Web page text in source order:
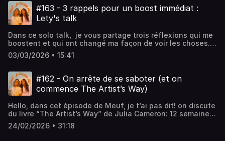
@meufjetaipasdit @letycja_k
@natalia.ptkhttps://www.instagram.com/
: @meufjetaipasdit @letycja_k
:
@NataliaOliviaPtkhttps://www.youtube.com/
#163 - 3 rappels pour un boost immédiat :
Lety's talk
Dans ce solo talk, je vous partage trois réflexions qui me
boostent et qui ont changé ma façon de voir les choses.
Des petites citations et idées qui m’inspirent au quotidien
et qui, je l’espère, pourront vous inspirer aussi !
@letycja_k
@natalia.ptkhttps://www.instagram.com/
: @meufjetaipasdit @letycja_k
:
@NataliaOliviaPtkhttps://www.youtube.com/
03/03/2026 • 15:41
#162 - On arrête de se saboter (et on
commence The Artist’s Way)
Hello, dans cet épisode de Meuf, je t’ai pas dit! on discute
du livre “The Artist’s Way” de Julia Cameron: 12 semaines
pour arrêter de nous auto-saboter, écrire tous les jours,
créer sans attendre l’inspiration… et devenir les femmes
24/02/2026 • 31:18